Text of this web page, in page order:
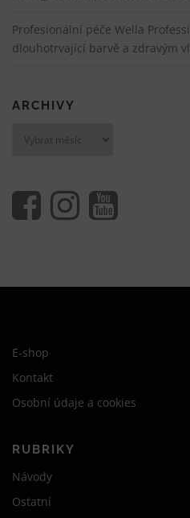
Profesionální péče Wella
dlouhotrvající barvě a zdravým
ARCHIVY
E-shop
Kontakt
Osobní údaje a cookies
RUBRIKY
Návody
Ostatní